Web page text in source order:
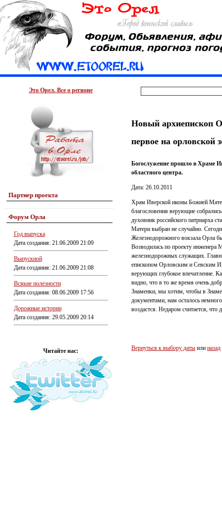
Это Орел. Все о регионе
Партнер проекта
Форум Орла
Год выпуска
Дата создания: 21.06.2009 21:09
Выпускной
Дата создания: 21.06.2009 21:08
Всякие полезности
Дата создания: 08.06.2009 17:56
Дорожные истории
Дата создания: 29.05.2009 20:14
Читайте нас:
Новый архиепископ
первое на орловской
Богослужение прошло в Храме
областного центра.
Дата: 26.10.2011
Храм Иверской иконы Божией
благословения верующие
духовник российского патриарха
Матери выбран не случайно.
Железнодорожного вокзала Орла
Возводилась по проекту инженера
железнодорожных служащих.
епископом Орловским и Севским
верующих глубокое впечатление.
видно, что в то же время очень
Знаменки, мы хотим, чтобы в
документами, нам осталось
воздастся. Недаром считается, что
Вернуться к выбору даты или назад